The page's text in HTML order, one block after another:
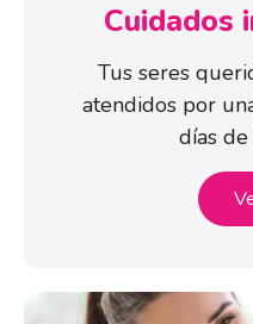
Cuidados
Tus seres
atendidos por
días de